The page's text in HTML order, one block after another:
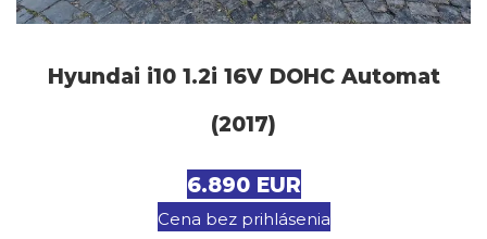
Hyundai i10 1.2i 16V DOHC Automat
(2017)
6.890 EUR
Cena bez prihlásenia